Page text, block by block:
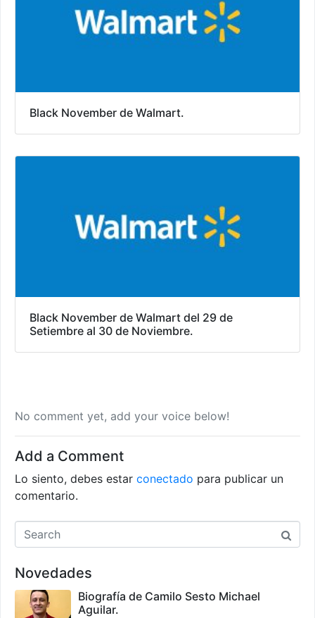
Black November de Walmart.
Black November de Walmart del 29 de
Setiembre al 30 de Noviembre.
No comment yet, add your voice below!
Add a Comment
Lo siento, debes estar conectado para publicar un
comentario.
Novedades
Biografía de Camilo Sesto Michael
Aguilar.